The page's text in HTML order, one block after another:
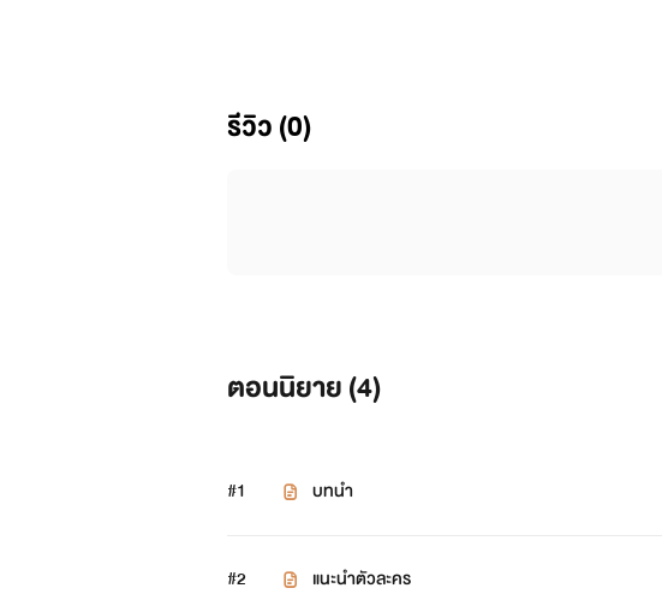
รีวิว (0)
ตอนนิยาย (4)
#1 บทนำ
#2 แนะนำตัวละคร